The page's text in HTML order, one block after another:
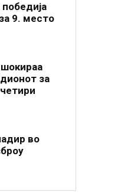
9. место
за
во